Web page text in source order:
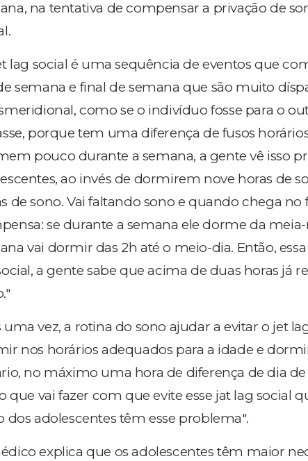
na tentativa de compensar a privação de
lag social é uma sequência de eventos que
semana e final de semana que são muito
como se o indivíduo fosse para o
porque tem uma diferença de fusos
pouco durante a semana, a gente vê isso
ao invés de dormirem nove horas de
de sono. Vai faltando sono e quando chega no
se durante a semana ele dorme da
vai dormir das 2h até o meio-dia. Então,
a gente sabe que acima de duas horas já
uma vez, a rotina do sono ajudar a evitar o jet
nos horários adequados para a idade e
no máximo uma hora de diferença de dia
que vai fazer com que evite esse jat lag social
dos adolescentes têm esse problema".
explica que os adolescentes têm maior